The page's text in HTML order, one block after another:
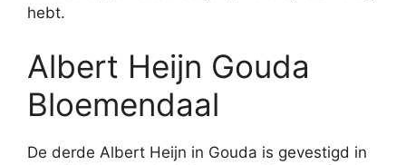
hebt.
Albert Heijn Gouda
Bloemendaal
De derde Albert Heijn in Gouda is gevestigd in